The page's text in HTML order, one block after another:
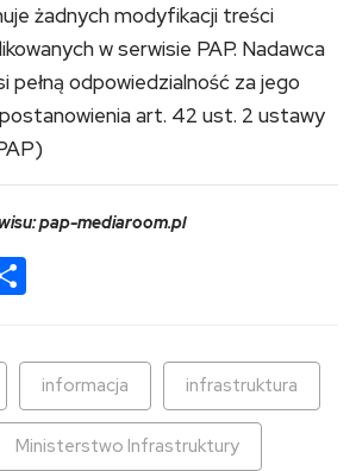
żadnych modyfikacji treści
w serwisie PAP. Nadawca
pełną odpowiedzialność za jego
art. 42 ust. 2 ustawy
pap-mediaroom.pl
informacja infrastruktura
Ministerstwo Infrastruktury